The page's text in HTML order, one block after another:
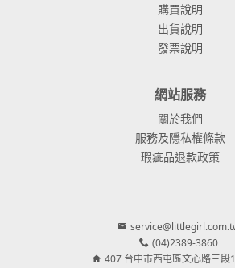
購買說明
出貨說明
發票說明
網站服務
關於我們
服務及隱私權條款
瑕疵品退款政策
(04)2389-3860
407 台中市西屯區文心路三段